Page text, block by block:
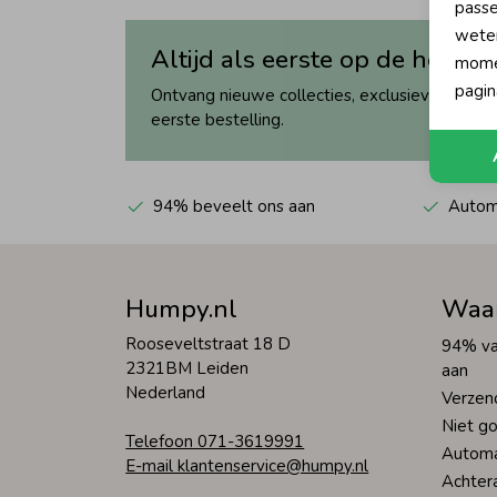
Altijd als eerste op de
Ontvang nieuwe collecties, exclusieve acties
eerste bestelling.
94% beveelt ons aan
Humpy.nl
Rooseveltstraat 18 D
2321BM Leiden
Nederland
Telefoon 071-3619991
E-mail klantenservice@humpy.nl
94%
aan
Niet